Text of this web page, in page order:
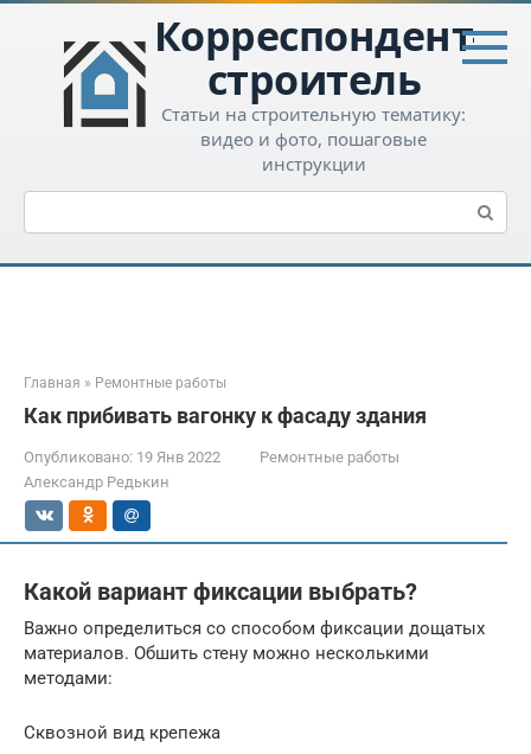
Перейти
контенту
Корреспондент-
строитель
Статьи на строительную тематику:
видео и фото, пошаговые
инструкции
Поиск:
Главная » Ремонтные работы
Как прибивать вагонку к фасаду здания
Опубликовано: 19 Янв 2022
Ремонтные работы
Александр Редькин
Какой вариант фиксации выбрать?
Важно определиться со способом фиксации дощатых
материалов. Обшить стену можно несколькими
методами:
Сквозной вид крепежа